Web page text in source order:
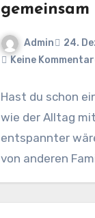
gemeinsam
Admin
24.
Keine
Hast du schon
wie der Alltag
entspannter
von anderen